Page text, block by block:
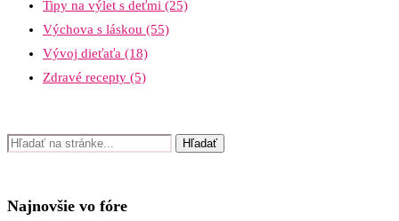
Tipy na výlet s deťmi (25)
Výchova s láskou (55)
Vývoj dieťaťa (18)
Zdravé recepty (5)
Najnovšie vo fóre